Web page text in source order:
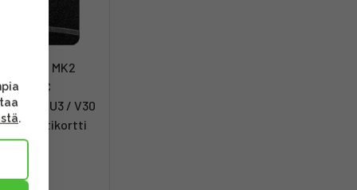
AV PRO MK2
UHS-I (U3 / V30
-muistikortti
.